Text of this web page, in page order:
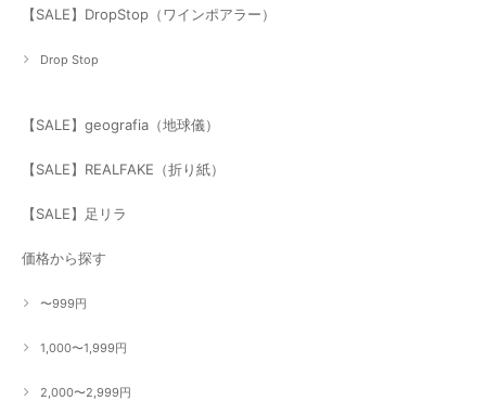
【SALE】DropStop（ワインポアラー）
Drop Stop
【SALE】geografia（地球儀）
【SALE】REALFAKE（折り紙）
【SALE】足リラ
価格から探す
〜999円
1,000〜1,999円
2,000〜2,999円